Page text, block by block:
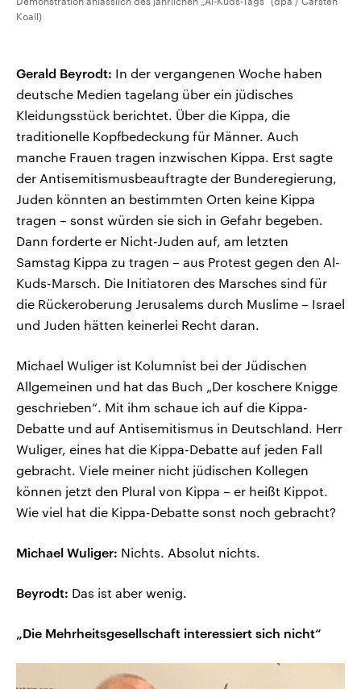
Koall)
Gerald Beyrodt: In der vergangenen Woche haben
deutsche Medien tagelang über ein jüdisches
Kleidungsstück berichtet. Über die Kippa, die
traditionelle Kopfbedeckung für Männer. Auch
manche Frauen tragen inzwischen Kippa. Erst sagte
der Antisemitismusbeauftragte der Bunderegierung,
Juden könnten an bestimmten Orten keine Kippa
tragen – sonst würden sie sich in Gefahr begeben.
Dann forderte er Nicht-Juden auf, am letzten
Samstag Kippa zu tragen – aus Protest gegen den Al-
Kuds-Marsch. Die Initiatoren des Marsches sind für
die Rückeroberung Jerusalems durch Muslime – Israel
und Juden hätten keinerlei Recht daran.
Michael Wuliger ist Kolumnist bei der Jüdischen
Allgemeinen und hat das Buch „Der koschere Knigge
geschrieben“. Mit ihm schaue ich auf die Kippa-
Debatte und auf Antisemitismus in Deutschland. Herr
Wuliger, eines hat die Kippa-Debatte auf jeden Fall
gebracht. Viele meiner nicht jüdischen Kollegen
können jetzt den Plural von Kippa – er heißt Kippot.
Wie viel hat die Kippa-Debatte sonst noch gebracht?
Michael Wuliger: Nichts. Absolut nichts.
Beyrodt: Das ist aber wenig.
„Die Mehrheitsgesellschaft interessiert sich nicht“